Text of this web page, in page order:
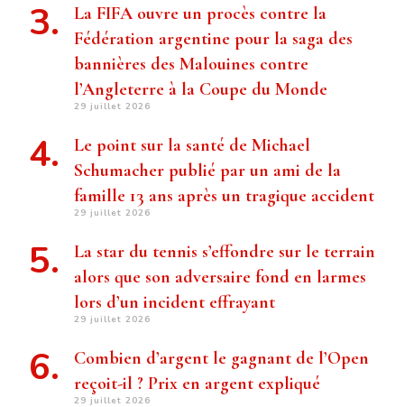
La FIFA ouvre un procès contre la
Fédération argentine pour la saga des
bannières des Malouines contre
l’Angleterre à la Coupe du Monde
29 juillet 2026
Le point sur la santé de Michael
Schumacher publié par un ami de la
famille 13 ans après un tragique accident
29 juillet 2026
La star du tennis s’effondre sur le terrain
alors que son adversaire fond en larmes
lors d’un incident effrayant
29 juillet 2026
Combien d’argent le gagnant de l’Open
reçoit-il ? Prix ​​en argent expliqué
29 juillet 2026